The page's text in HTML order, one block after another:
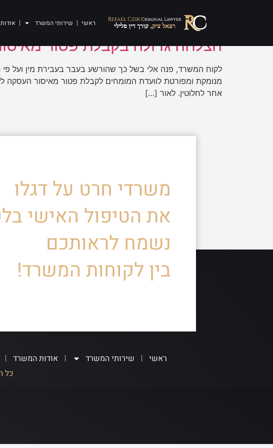
ראשי שירותי המשרד תגית:הוועדה למניעת
הצלחה גדולה בקבלת פטור
לקוח המשרד, פנה אלי בשל כך שהורשע בעבר בעבירת מין ועל
מנומקת ומפורטת לוועדת המומחים לקבלת פטור מאיסור העסקה
אחר לחלוטין. לאור […]
משרדי חרט על דגלו
את הטיפול האישי
נשמח לראותכם
בין לקוחות המשרד!
ראשי שירותי המשרד אודות המשרד
כל